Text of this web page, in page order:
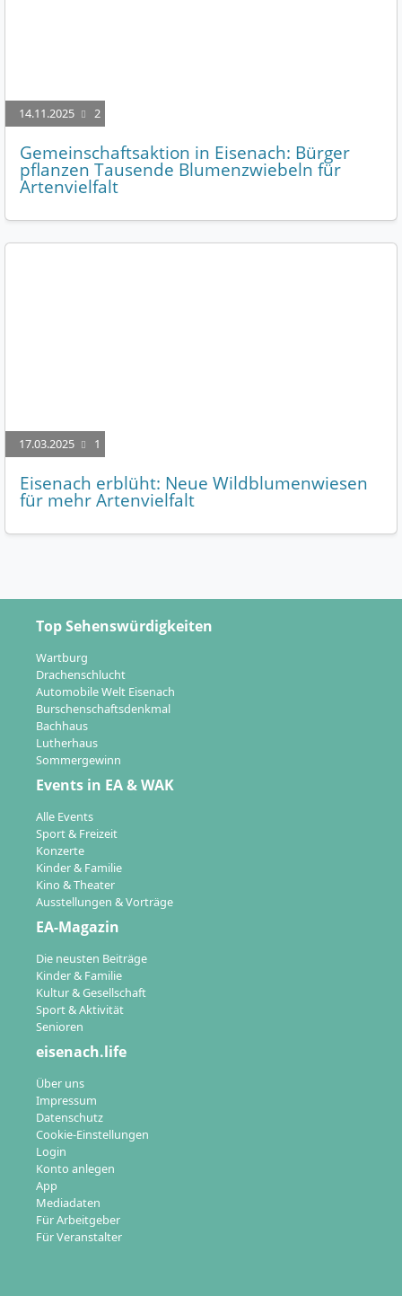
14.11.2025 2
Gemeinschaftsaktion in Eisenach: Bürger
pflanzen Tausende Blumenzwiebeln für
Artenvielfalt
17.03.2025 1
Eisenach erblüht: Neue Wildblumenwiesen
für mehr Artenvielfalt
Top Sehenswürdigkeiten
Wartburg
Drachenschlucht
Automobile Welt Eisenach
Burschenschaftsdenkmal
Bachhaus
Lutherhaus
Sommergewinn
Events in EA & WAK
Alle Events
Sport & Freizeit
Konzerte
Kinder & Familie
Kino & Theater
Ausstellungen & Vorträge
EA-Magazin
Die neusten Beiträge
Kinder & Familie
Kultur & Gesellschaft
Sport & Aktivität
Senioren
eisenach.life
Über uns
Impressum
Datenschutz
Cookie-Einstellungen
Login
Konto anlegen
App
Mediadaten
Für Arbeitgeber
Für Veranstalter